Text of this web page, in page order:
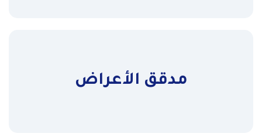
مدقق الأعراض